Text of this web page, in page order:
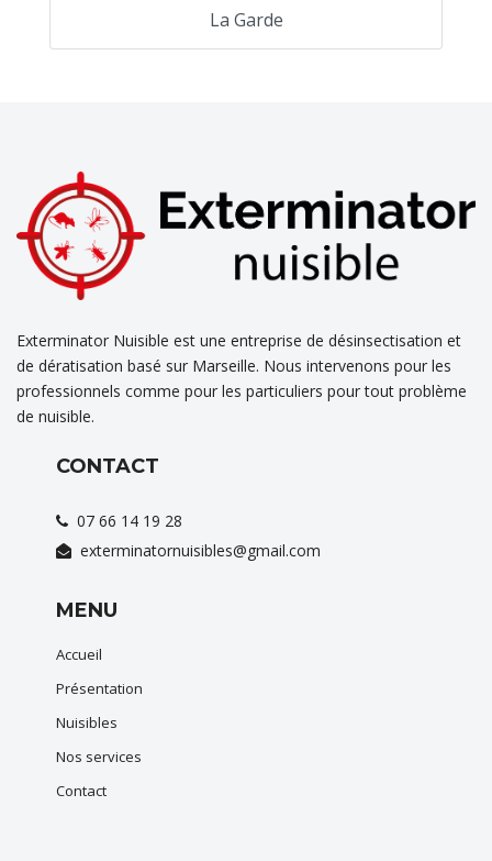
La Garde
Exterminator Nuisible est une entreprise de désinsectisation et
de dératisation basé sur Marseille. Nous intervenons pour les
professionnels comme pour les particuliers pour tout problème
de nuisible.
CONTACT
07 66 14 19 28
exterminatornuisibles@gmail.com
MENU
Accueil
Présentation
Nuisibles
Nos services
Contact